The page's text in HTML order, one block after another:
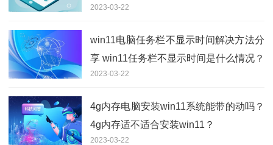
2023-03-22
win11电脑任务栏不显示时间解决方法分
享 win11任务栏不显示时间是什么情况？
2023-03-22
4g内存电脑安装win11系统能带的动吗？
4g内存适不适合安装win11？
2023-03-22